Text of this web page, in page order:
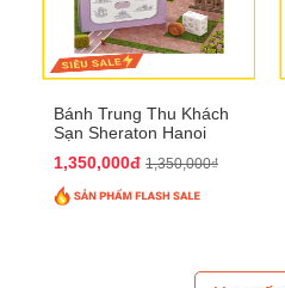
Bánh Trung Thu Khách
Sạn Sheraton Hanoi
1,350,000đ 1,350,000₫